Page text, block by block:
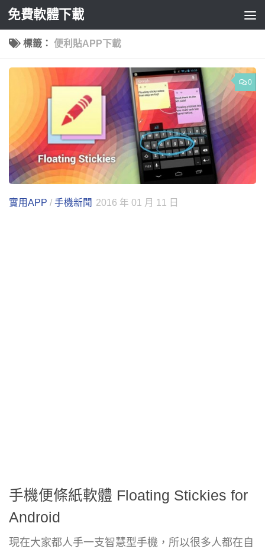
Skip to content
免費軟體下載
標籤： 便利貼APP下載
0
實用APP / 手機新聞 2016 年 01 月 11 日
手機便條紙軟體 Floating Stickies for
Android
現在大家都人手一支智慧型手機，所以很多人都在自